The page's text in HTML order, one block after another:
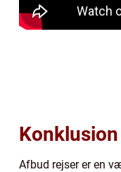
Konklusion
Afbud rejser er en